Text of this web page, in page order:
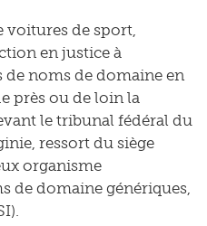
voitures de sport,
en justice à
de noms de domaine en
près ou de loin la
le tribunal fédéral du
ressort du siège
organisme
de domaine génériques,